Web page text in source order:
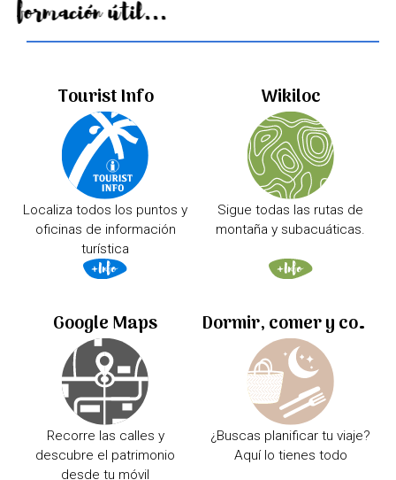
Información útil...
Tourist Info
Localiza todos los puntos y
oficinas de información
turística
Wikiloc
Sigue todas las rutas de
montaña y subacuáticas.
Google Maps
Recorre las calles y
descubre el patrimonio
desde tu móvil
Dormir, comer y comprar
¿Buscas planificar tu viaje?
Aquí lo tienes todo